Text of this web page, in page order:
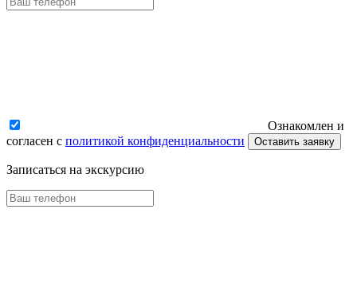
Ознакомлен и
согласен с политикой конфиденциальности Оставить заявку
Записаться на экскурсию